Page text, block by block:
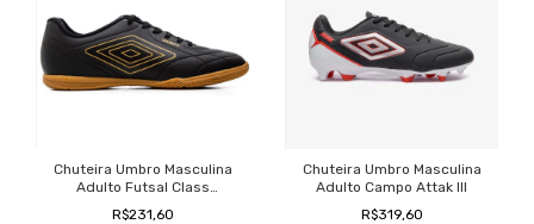
Chuteira Umbro Masculina
Adulto Futsal Class
Confortável
R$231,60
Chuteira Umbro Masculina
Adulto Campo Attak III
R$319,60